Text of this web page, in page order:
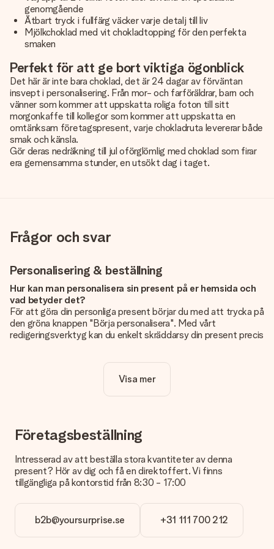
genomgående
Ätbart tryck i fullfärg väcker varje detalj till liv
Mjölkchoklad med vit chokladtopping för den perfekta
smaken
Perfekt för att ge bort viktiga ögonblick
Det här är inte bara choklad, det är 24 dagar av förväntan
insvept i personalisering. Från mor- och farföräldrar, barn och
vänner som kommer att uppskatta roliga foton till sitt
morgonkaffe till kollegor som kommer att uppskatta en
omtänksam företagspresent, varje chokladruta levererar både
smak och känsla.
Gör deras nedräkning till jul oförglömlig med choklad som firar
era gemensamma stunder, en utsökt dag i taget.
Frågor och svar
Personalisering & beställning
Hur kan man personalisera sin present på er hemsida och
vad betyder det?
För att göra din personliga present börjar du med att trycka på
den gröna knappen "Börja personalisera". Med vårt
redigeringsverktyg kan du enkelt skräddarsy din present precis
Kostar det något extra att personalisera sin present?
Hur vet jag att min bild har tillräckligt hög kvalitet?
det viktigt att använda foton av hög kvalitet. Om du är osäker
på kvaliteten på din bild kan du kontakta vår kundtjänst och
bifoga ditt foto tillsammans med den gåva du är intresserad
Vilket format kan jag ladda upp?
Du kan ladda upp filer i JPG och PNG-format. Är detta för
Visa mer
Företagsbeställning
Intresserad av att beställa stora kvantiteter av denna
present? Hör av dig och få en direktoffert. Vi finns
tillgängliga på kontorstid från 8:30 - 17:00
b2b@yoursurprise.se +31 111 700 212